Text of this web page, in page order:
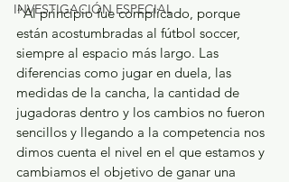
INVESTIGACIÓN ESPECIAL
“Al principio fue complicado, porque
están acostumbradas al fútbol soccer,
siempre al espacio más largo. Las
diferencias como jugar en duela, las
medidas de la cancha, la cantidad de
jugadoras dentro y los cambios no fueron
sencillos y llegando a la competencia nos
dimos cuenta el nivel en el que estamos y
cambiamos el objetivo de ganar una